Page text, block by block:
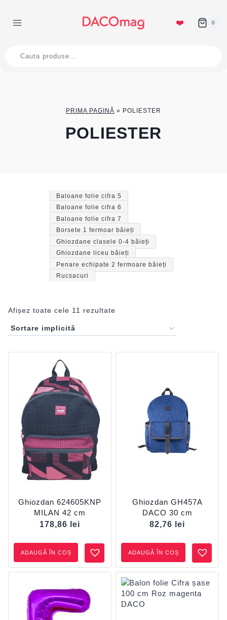
content
❤️ 0
search
PRIMA PAGINĂ » POLIESTER
POLIESTER
Afișez toate cele 11 rezultate
Ghiozdan 624605KNP
MILAN 42 cm
178,86
lei
ADAUGĂ ÎN COȘ
Ghiozdan GH457A
DACO 30 cm
82,76
lei
ADAUGĂ ÎN COȘ
Baloane folie cifra 5
Baloane folie cifra 6
Baloane folie cifra 7
Borsete 1 fermoar băieți
Ghiozdane clasele 0-4 băieți
Ghiozdane liceu băieți
Penare echipate 2 fermoare băieți
Rucsacuri